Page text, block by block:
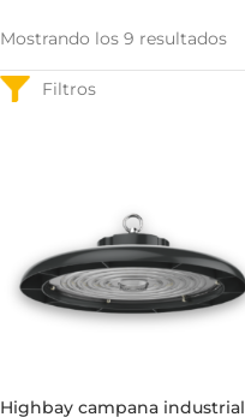
Mostrando los 9 resultados
Highbay campana industrial